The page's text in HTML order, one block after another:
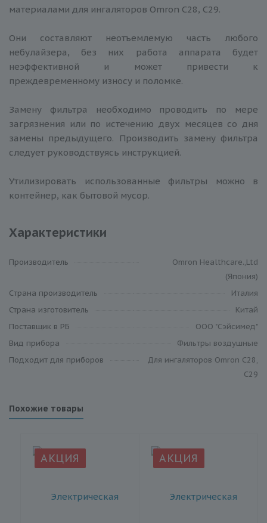
материалами для ингаляторов Omron C28, C29.
Они составляют неотъемлемую часть любого
небулайзера, без них работа аппарата будет
неэффективной и может привести к
преждевременному износу и поломке.
Замену фильтра необходимо проводить по мере
загрязнения или по истечению двух месяцев со дня
замены предыдущего. Производить замену фильтра
следует руководствуясь инструкцией.
Утилизировать использованные фильтры можно в
контейнер, как бытовой мусор.
Характеристики
Производитель
Omron Healthcare.,Ltd
(Япония)
Cтрана производитель
Италия
Страна изготовитель
Китай
Поставщик в РБ
ООО "Сэйсимед"
Вид прибора
Фильтры воздушные
Подходит для приборов
Для ингаляторов Omron C28,
C29
Похожие товары
АКЦИЯ АКЦИЯ